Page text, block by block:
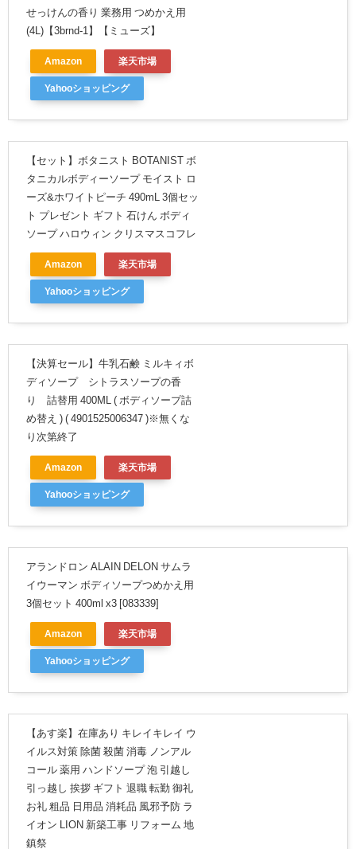
せっけんの香り 業務用 つめかえ用
(4L)【3brnd-1】【ミューズ】
Amazon 楽天市場
Yahooショッピング
【セット】ボタニスト BOTANIST ボ
タニカルボディーソープ モイスト ロ
ーズ&ホワイトピーチ 490mL 3個セッ
ト プレゼント ギフト 石けん ボディ
ソープ ハロウィン クリスマスコフレ
Amazon 楽天市場
Yahooショッピング
【決算セール】牛乳石鹸 ミルキィボ
ディソープ シトラスソープの香
り 詰替用 400ML ( ボディソープ詰
め替え ) ( 4901525006347 )※無くな
り次第終了
Amazon 楽天市場
Yahooショッピング
アランドロン ALAIN DELON サムラ
イウーマン ボディソープつめかえ用
3個セット 400ml x3 [083339]
Amazon 楽天市場
Yahooショッピング
【あす楽】在庫あり キレイキレイ ウ
イルス対策 除菌 殺菌 消毒 ノンアル
コール 薬用 ハンドソープ 泡 引越し
引っ越し 挨拶 ギフト 退職 転勤 御礼
お礼 粗品 日用品 消耗品 風邪予防 ラ
イオン LION 新築工事 リフォーム 地
鎮祭